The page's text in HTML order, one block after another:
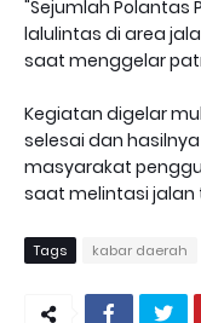
"Sejumlah Polantas
lalulintas di area
saat menggelar
Kegiatan digelar
selesai dan
masyarakat
saat melintasi jalan
Tags kabar daerah